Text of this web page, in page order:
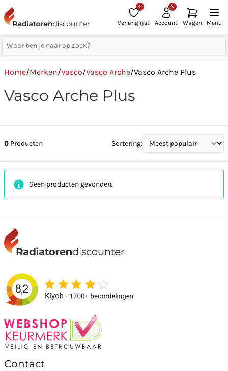
0
Verlanglijst Account Wagen Menu
Home/Merken/Vasco/Vasco Arche/Vasco Arche Plus
Vasco Arche Plus
0 Producten Sortering:
Geen producten gevonden.
Contact